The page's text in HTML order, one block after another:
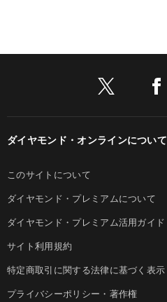
ダイヤモンド・オンラインについて
このサイトについて
ダイヤモンド・プレミアムについて
ダイヤモンド・プレミアム活用ガイド
サイト利用規約
特定商取引に関する法律に基づく表示
プライバシーポリシー・著作権